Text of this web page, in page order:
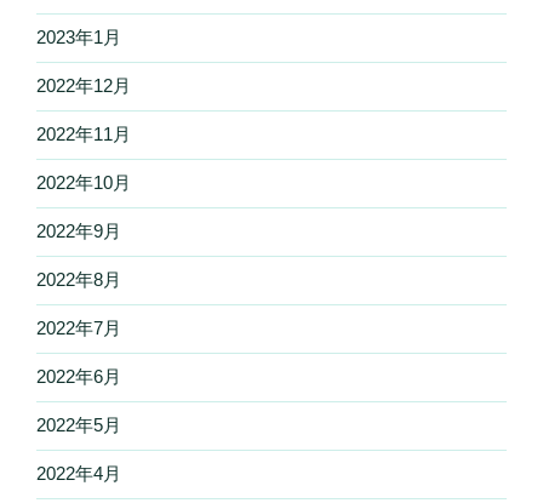
2023年1月
2022年12月
2022年11月
2022年10月
2022年9月
2022年8月
2022年7月
2022年6月
2022年5月
2022年4月